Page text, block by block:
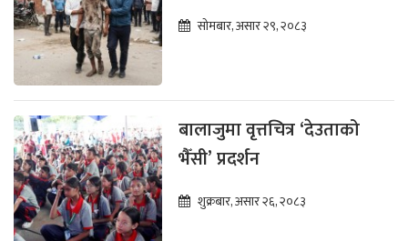
सोमबार, असार २९, २०८३
बालाजुमा वृत्तचित्र ‘देउताको
भैँसी’ प्रदर्शन
शुक्रबार, असार २६, २०८३